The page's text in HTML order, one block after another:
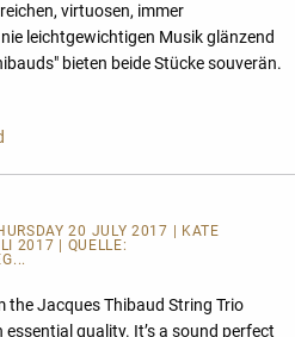
virtuosen, immer
leichtgewichtigen Musik glänzend
bieten beide Stücke souverän.
20 JULY 2017 | KATE
2017 | QUELLE:
the Jacques Thibaud String Trio
quality. It’s a sound perfect